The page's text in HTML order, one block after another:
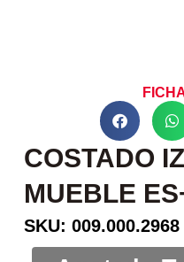
COSTADO
MUEBLE
SKU: 009.000.2968